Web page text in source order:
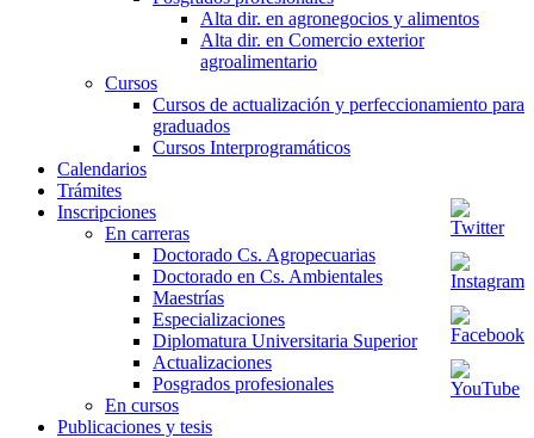
Alta dir. en agronegocios y alimentos
Alta dir. en Comercio exterior
agroalimentario
Cursos
Cursos de actualización y perfeccionamiento para
graduados
Cursos Interprogramáticos
Calendarios
Trámites
Inscripciones
En carreras
Doctorado Cs. Agropecuarias
Doctorado en Cs. Ambientales
Maestrías
Especializaciones
Diplomatura Universitaria Superior
Actualizaciones
Posgrados profesionales
En cursos
Publicaciones y tesis